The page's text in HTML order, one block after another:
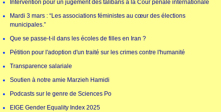
Intervention pour un jugement des talibans à la Cour pénale internationale
Mardi 3 mars : “Les associations féministes au cœur des élections
municipales.”
Que se passe-t-il dans les écoles de filles en Iran ?
Pétition pour l'adoption d'un traité sur les crimes contre l'humanité
Transparence salariale
Soutien à notre amie Marzieh Hamidi
Podcasts sur le genre de Sciences Po
EIGE Gender Equality Index 2025